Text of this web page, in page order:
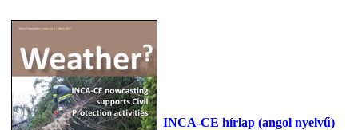
INCA-CE hírlap (angol nyelvű)